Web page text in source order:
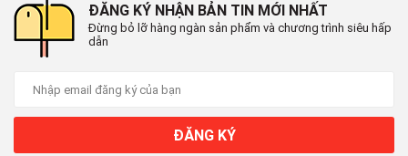
ĐĂNG KÝ NHẬN BẢN TIN MỚI NHẤT
Đừng bỏ lỡ hàng ngàn sản phẩm và chương trình siêu hấp
dẫn
ĐĂNG KÝ